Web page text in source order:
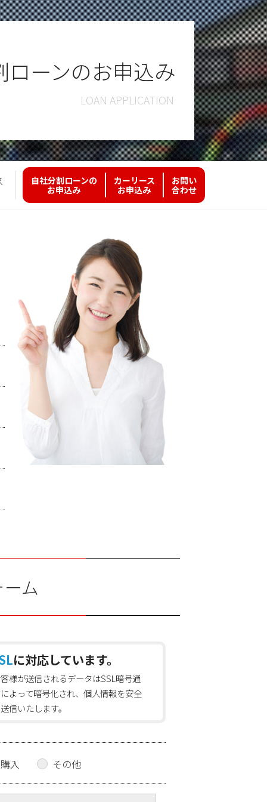
ローンのお申込み
自社分割ローンの
お申込み
カーリース
お申込み
お問い
合わせ
ム
に対応しています。
様が送信されるデータはSSL暗号通
よって暗号化され、個人情報を安全
信いたします。
入 その他